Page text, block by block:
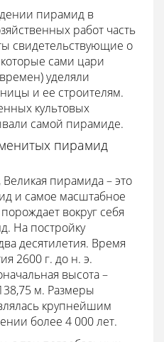
пирамид в
работ часть
свидетельствующие о
сами цари
уделяли
и ее строителям.
культовых
самой пирамиде.
пирамид
пирамида – это
и самое масштабное
вокруг себя
На постройку
десятилетия. Время
2600 г. до н. э.
высота –
м. Размеры
крупнейшим
более 4 000 лет.